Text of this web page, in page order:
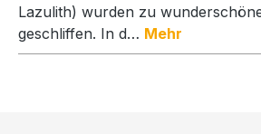
Lazulith) wurden zu
geschliffen. In d… Mehr